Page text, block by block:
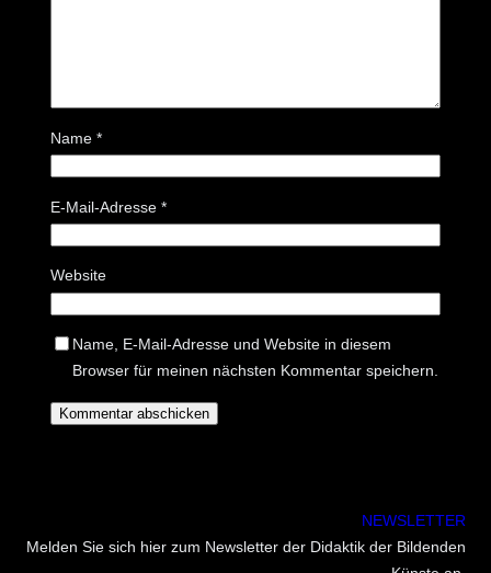
Name *
E-Mail-Adresse *
Website
Name, E-Mail-Adresse und Website in diesem
Browser für meinen nächsten Kommentar speichern.
NEWSLETTER
Melden Sie sich hier zum Newsletter der Didaktik der Bildenden